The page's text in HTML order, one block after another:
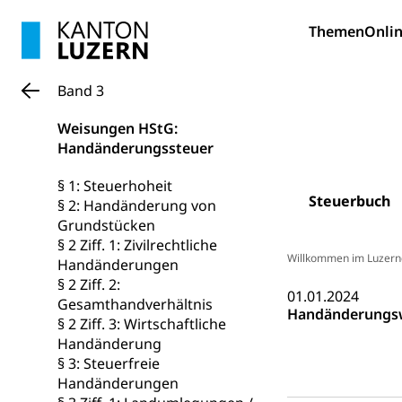
Themen
Steuerbuch
Band 3
Weisungen HStG:
Handänderungssteuer
§ 1: Steuerhoheit
§ 2: Handänderung von
Grundstücken
§ 2 Ziff. 1: Zivilrechtliche
Handänderungen
§ 2 Ziff. 2:
Gesamthandverhältnis
§ 2 Ziff. 3: Wirtschaftliche
Handänderung
§ 3: Steuerfreie
Handänderungen
Willkommen im
01.01.2024
Hunde
Bestattung,
Kantonaler
Polizei